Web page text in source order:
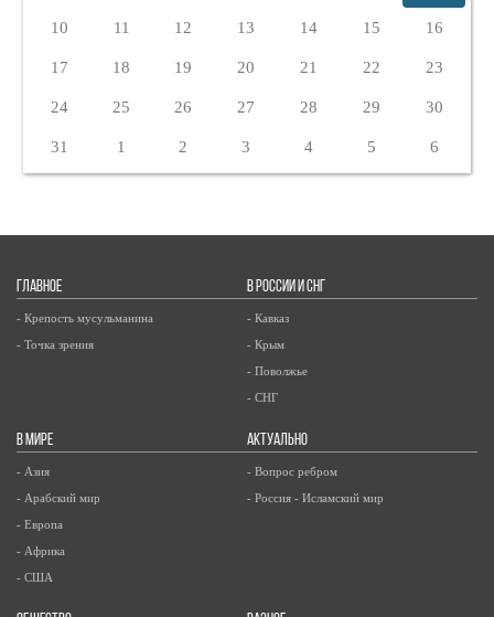
10 11 12 13 14 15 16
17 18 19 20 21 22 23
24 25 26 27 28 29 30
31 1 2 3 4 5 6
ГЛАВНОЕ
- Крепость мусульманина
- Точка зрения
В РОССИИ И СНГ
- Кавказ
- Крым
- Поволжье
- СНГ
В МИРЕ
- Азия
- Арабский мир
- Европа
- Африка
- США
АКТУАЛЬНО
- Вопрос ребром
- Россия - Исламский мир